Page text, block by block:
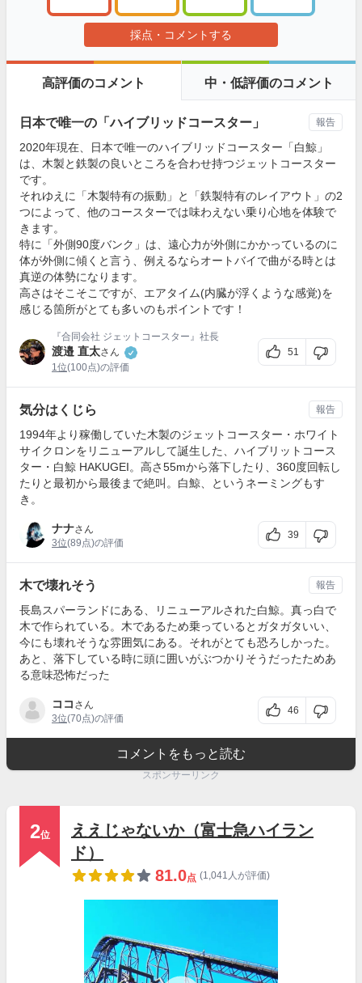
採点・コメントする
高評価のコメント 中・低評価のコメント
日本で唯一の「ハイブリッドコースター」
2020年現在、日本で唯一のハイブリッドコースター「白鯨」
は、木製と鉄製の良いところを合わせ持つジェットコースター
です。
それゆえに「木製特有の振動」と「鉄製特有のレイアウト」の2
つによって、他のコースターでは味わえない乗り心地を体験で
きます。
特に「外側90度バンク」は、遠心力が外側にかかっているのに
体が外側に傾くと言う、例えるならオートバイで曲がる時とは
真逆の体勢になります。
高さはそこそこですが、エアタイム(内臓が浮くような感覚)を
感じる箇所がとても多いのもポイントです！
『合同会社 ジェットコースター』社長
渡邉 直太さん
1位(100点)の評価
51
報告
気分はくじら
1994年より稼働していた木製のジェットコースター・ホワイト
サイクロンをリニューアルして誕生した、ハイブリットコース
ター・白鯨 HAKUGEI。高さ55mから落下したり、360度回転し
たりと最初から最後まで絶叫。白鯨、というネーミングもす
き。
ナナさん
3位(89点)の評価
39
報告
木で壊れそう
長島スパーランドにある、リニューアルされた白鯨。真っ白で
木で作られている。木であるため乗っているとガタガタいい、
今にも壊れそうな雰囲気にある。それがとても恐ろしかった。
あと、落下している時に頭に囲いがぶつかりそうだったためあ
る意味恐怖だった
ココ さん
3位(70点)の評価
46
報告
コメントをもっと読む
スポンサーリンク
2位
ええじゃないか（富士急ハイラン
ド）
81.0点 (1,041人が評価)